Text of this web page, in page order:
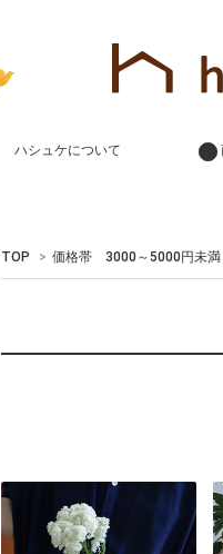
ハシュケについて
TOP > 価格帯 3000～5000円未満